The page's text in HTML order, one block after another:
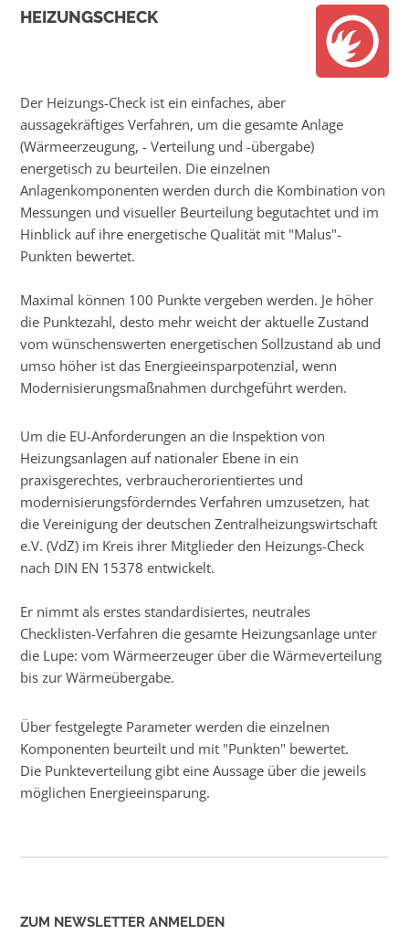
HEIZUNGSCHECK
Der Heizungs-Check ist ein einfaches, aber
aussagekräftiges Verfahren, um die gesamte Anlage
(Wärmeerzeugung, - Verteilung und -übergabe)
energetisch zu beurteilen. Die einzelnen
Anlagenkomponenten werden durch die Kombination von
Messungen und visueller Beurteilung begutachtet und im
Hinblick auf ihre energetische Qualität mit "Malus"-
Punkten bewertet.
Maximal können 100 Punkte vergeben werden. Je höher
die Punktezahl, desto mehr weicht der aktuelle Zustand
vom wünschenswerten energetischen Sollzustand ab und
umso höher ist das Energieeinsparpotenzial, wenn
Modernisierungsmaßnahmen durchgeführt werden.
Um die EU-Anforderungen an die Inspektion von
Heizungsanlagen auf nationaler Ebene in ein
praxisgerechtes, verbraucherorientiertes und
modernisierungsförderndes Verfahren umzusetzen, hat
die Vereinigung der deutschen Zentralheizungswirtschaft
e.V. (VdZ) im Kreis ihrer Mitglieder den Heizungs-Check
nach DIN EN 15378 entwickelt.
Er nimmt als erstes standardisiertes, neutrales
Checklisten-Verfahren die gesamte Heizungsanlage unter
die Lupe: vom Wärmeerzeuger über die Wärmeverteilung
bis zur Wärmeübergabe.
Über festgelegte Parameter werden die einzelnen
Komponenten beurteilt und mit "Punkten" bewertet.
Die Punkteverteilung gibt eine Aussage über die jeweils
möglichen Energieeinsparung.
ZUM NEWSLETTER ANMELDEN